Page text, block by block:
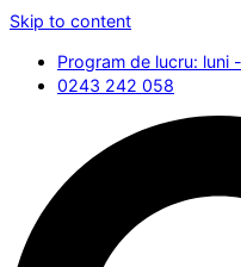
Skip to content
Program de lucru: luni
0243 242 058